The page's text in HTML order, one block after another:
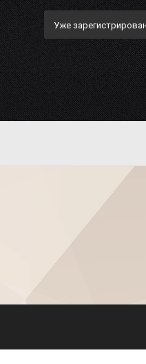
Уже